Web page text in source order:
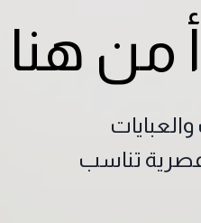
من هنا
تناسب